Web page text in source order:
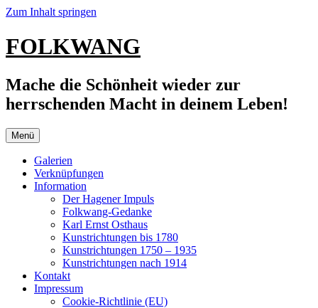
Zum Inhalt springen
FOLKWANG
Mache die Schönheit wieder zur
herrschenden Macht in deinem Leben!
Menü
Galerien
Verknüpfungen
Information
Der Hagener Impuls
Folkwang-Gedanke
Karl Ernst Osthaus
Kunstrichtungen bis 1780
Kunstrichtungen 1750 – 1935
Kunstrichtungen nach 1914
Kontakt
Impressum
Cookie-Richtlinie (EU)